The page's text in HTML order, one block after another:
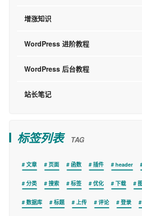
增涨知识
WordPress 进阶教程
WordPress 后台教程
站长笔记
标签列表 TAG
文章 页面 函数 插件 header
分类 搜索 标签 优化 下载
数据库 标题 上传 评论 登录